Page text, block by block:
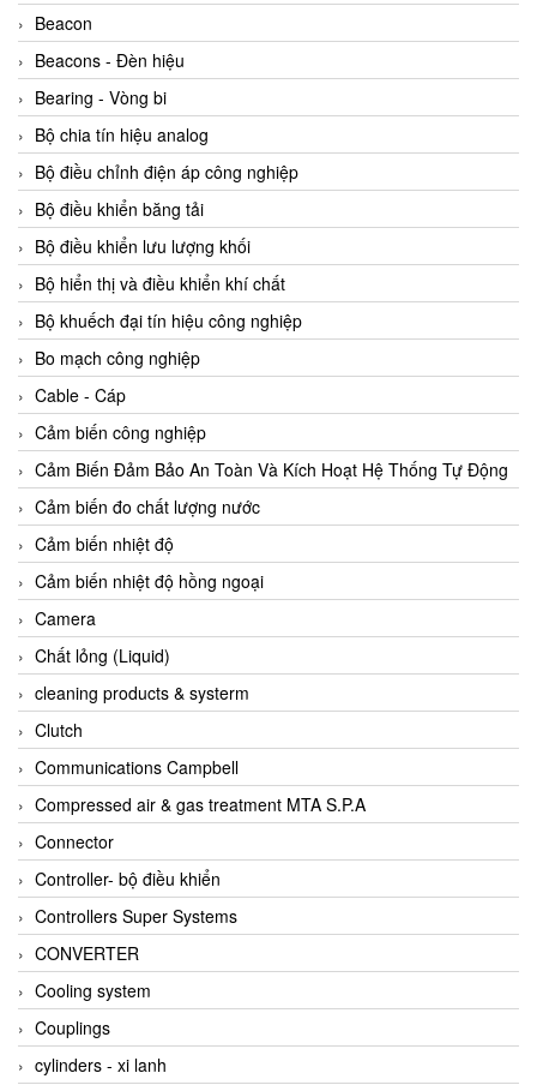
ACOEM Vietnam
ADCA Vietnam
ADFweb Vietnam
Adler Vietnam
Ados Vietnam
Advanced Energy Vietnam
Advantech Vietnam
Agate Vietnam
AGR International Vietnam
Aichi Tokei Denki Vietnam
Aii Vietnam
AIKOH
AINUO Vietnam
AIR MAJOR
Aira Euro Automation
Airtac Vietnam
Airtec Vietnam
AI-Tek Vietnam
Akerstroms Viet Nam
AKO Armaturen & Separationstechnik
AKO Armaturen & Separationstechnik Vietnam
AKUSENSE
ALA OFFICINE SPA
Albrecht-Automatik Viet Nam
Allen Bradley Vietnam
Alpha Moisture Vietnam
Alpha-Achem Vietnam
Alphino
ALRE-IT Vietnam
Beacon
Beacons - Đèn hiệu
Bearing - Vòng bi
Bộ chia tín hiệu analog
Bộ điều chỉnh điện áp công nghiệp
Bộ điều khiển băng tải
Bộ điều khiển lưu lượng khối
Bộ hiển thị và điều khiển khí chất
Bộ khuếch đại tín hiệu công nghiệp
Bo mạch công nghiệp
Cable - Cáp
Cảm biến công nghiệp
Cảm Biến Đảm Bảo An Toàn Và Kích Hoạt Hệ Thống Tự Động
Cảm biến đo chất lượng nước
Cảm biến nhiệt độ
Cảm biến nhiệt độ hồng ngoại
Camera
Chất lỏng (Liquid)
cleaning products & systerm
Clutch
Communications Campbell
Compressed air & gas treatment MTA S.P.A
Connector
Controller- bộ điều khiển
Controllers Super Systems
CONVERTER
Cooling system
Couplings
cylinders - xi lanh